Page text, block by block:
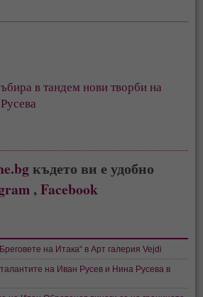
в тандем нови творби на
където ви е удобно
,Facebook
на Итака“ в Арт галерия Vejdi
на Иван Русев и Нина Русева в